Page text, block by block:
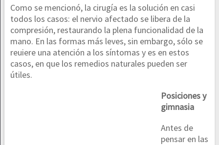
Como se mencionó, la cirugía es la solución en casi
todos los casos: el nervio afectado se libera de la
compresión, restaurando la plena funcionalidad de la
mano. En las formas más leves, sin embargo, sólo se
reuiere una atención a los síntomas y es en estos
casos, en que los remedios naturales pueden ser
útiles.
Posiciones y
gimnasia
Antes de
pensar en las